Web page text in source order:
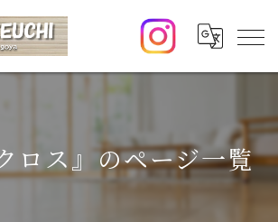
ロス』のページ一覧